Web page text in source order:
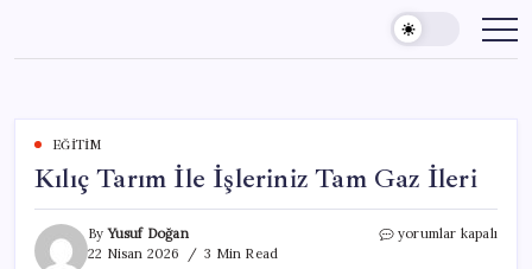
content
EĞITIM
Kılıç Tarım İle İşleriniz Tam Gaz İleri
ByYusuf Doğan
22 Nisan 2026
3 Min Read
Kılıç
yorumlar kapalı